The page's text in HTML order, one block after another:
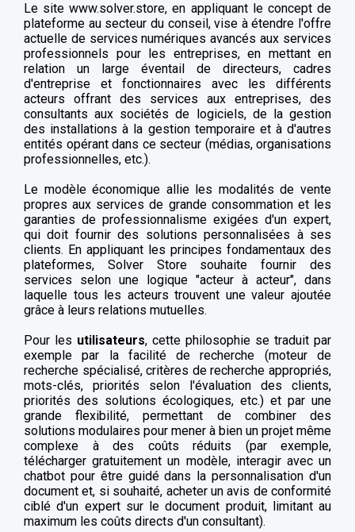
Le site www.solver.store, en appliquant le concept de
plateforme au secteur du conseil, vise à étendre l'offre
actuelle de services numériques avancés aux services
professionnels pour les entreprises, en mettant en
relation un large éventail de directeurs, cadres
d'entreprise et fonctionnaires avec les différents
acteurs offrant des services aux entreprises, des
consultants aux sociétés de logiciels, de la gestion
des installations à la gestion temporaire et à d'autres
entités opérant dans ce secteur (médias, organisations
professionnelles, etc.).
Le modèle économique allie les modalités de vente
propres aux services de grande consommation et les
garanties de professionnalisme exigées d'un expert,
qui doit fournir des solutions personnalisées à ses
clients. En appliquant les principes fondamentaux des
plateformes, Solver Store souhaite fournir des
services selon une logique "acteur à acteur", dans
laquelle tous les acteurs trouvent une valeur ajoutée
grâce à leurs relations mutuelles.
Pour les utilisateurs, cette philosophie se traduit par
exemple par la facilité de recherche (moteur de
recherche spécialisé, critères de recherche appropriés,
mots-clés, priorités selon l'évaluation des clients,
priorités des solutions écologiques, etc.) et par une
grande flexibilité, permettant de combiner des
solutions modulaires pour mener à bien un projet même
complexe à des coûts réduits (par exemple,
télécharger gratuitement un modèle, interagir avec un
chatbot pour être guidé dans la personnalisation d'un
document et, si souhaité, acheter un avis de conformité
ciblé d'un expert sur le document produit, limitant au
maximum les coûts directs d'un consultant).